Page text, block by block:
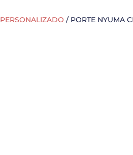
PERSONALIZADO / PORTE NYUMA